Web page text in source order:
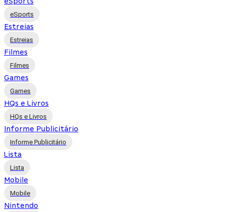
eSports
Estreias
Estreias
Filmes
Filmes
Games
Games
HQs e Livros
HQs e Livros
Informe Publicitário
Informe Publicitário
Lista
Lista
Mobile
Mobile
Nintendo